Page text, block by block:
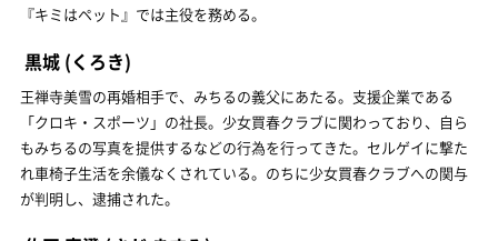
『キミはペット』では主役を務める。
黒城 (くろき)
王禅寺美雪の再婚相手で、みちるの義父にあたる。支援企業である
「クロキ・スポーツ」の社長。少女買春クラブに関わっており、自ら
もみちるの写真を提供するなどの行為を行ってきた。セルゲイに撃た
れ車椅子生活を余儀なくされている。のちに少女買春クラブへの関与
が判明し、逮捕された。